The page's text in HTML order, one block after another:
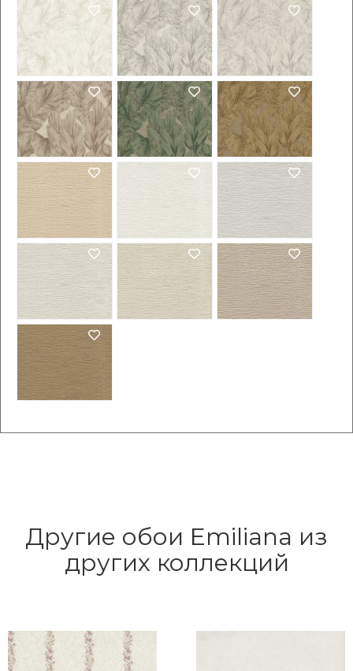
Другие обои Emiliana из
других коллекций